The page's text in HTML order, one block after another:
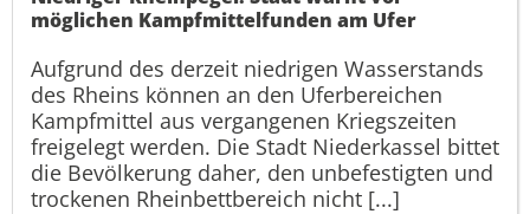
möglichen Kampfmittelfunden am Ufer
Aufgrund des derzeit niedrigen Wasserstands
des Rheins können an den Uferbereichen
Kampfmittel aus vergangenen Kriegszeiten
freigelegt werden. Die Stadt Niederkassel bittet
die Bevölkerung daher, den unbefestigten und
trockenen Rheinbettbereich nicht [...]